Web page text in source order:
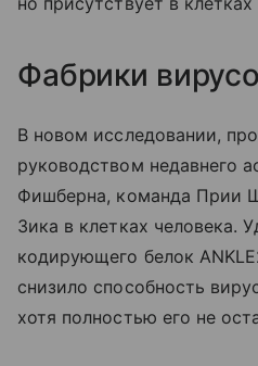
Фабрики
В новом исследовании,
руководством недавнего
Фишберна, команда Прии
Зика в клетках человека.
кодирующего белок
снизило способность
хотя полностью его не